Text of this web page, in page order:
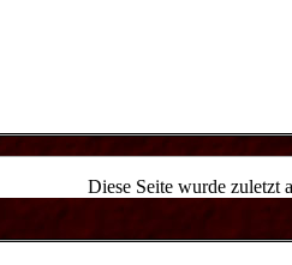
Diese Seite wurde zuletzt